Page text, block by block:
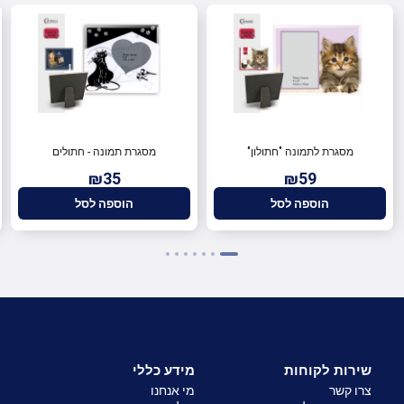
מסגרת לתמונה "חתולון"
₪59
הוספה לסל
מסגרת תמונה - חתולים
₪35
הוספה לסל
שירות לקוחות
צרו קשר
מידע כללי
מי אנחנו